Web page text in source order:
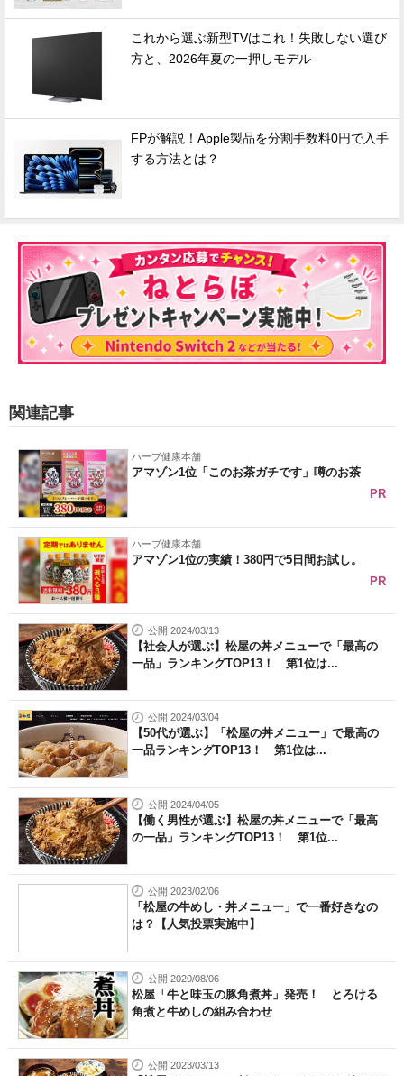
これから選ぶ新型TVはこれ！失敗しない選び
方と、2026年夏の一押しモデル
FPが解説！Apple製品を分割手数料0円で入手
する方法とは？
関連記事
ハーブ健康本舗
アマゾン1位「このお茶ガチです」噂のお茶
PR
ハーブ健康本舗
アマゾン1位の実績！380円で5日間お試し。
PR
公開 2024/03/13
【社会人が選ぶ】松屋の丼メニューで「最高の
一品」ランキングTOP13！ 第1位は...
公開 2024/03/04
【50代が選ぶ】「松屋の丼メニュー」で最高の
一品ランキングTOP13！ 第1位は...
公開 2024/04/05
【働く男性が選ぶ】松屋の丼メニューで「最高
の一品」ランキングTOP13！ 第1位...
公開 2023/02/06
「松屋の牛めし・丼メニュー」で一番好きなの
は？【人気投票実施中】
公開 2020/08/06
松屋「牛と味玉の豚角煮丼」発売！ とろける
角煮と牛めしの組み合わせ
公開 2023/03/13